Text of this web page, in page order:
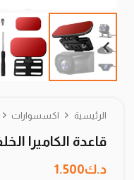
الرئيسية اكسسوارات
قاعدة الكاميرا
د.ك1.500